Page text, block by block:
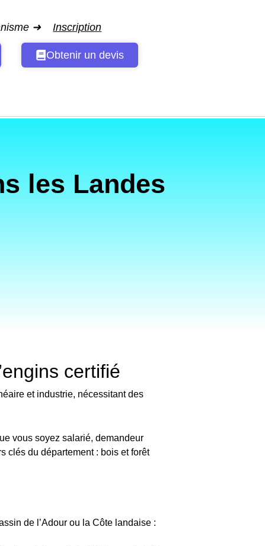
➜ Inscription
Obtenir un devis
les Landes
certifié
et industrie, nécessitant des
vous soyez salarié, demandeur
clés du département : bois et forêt
de l’Adour ou la Côte landaise :